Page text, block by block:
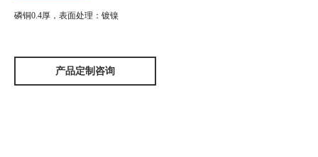
磷铜0.4厚，表面处理：镀镍
产品定制咨询